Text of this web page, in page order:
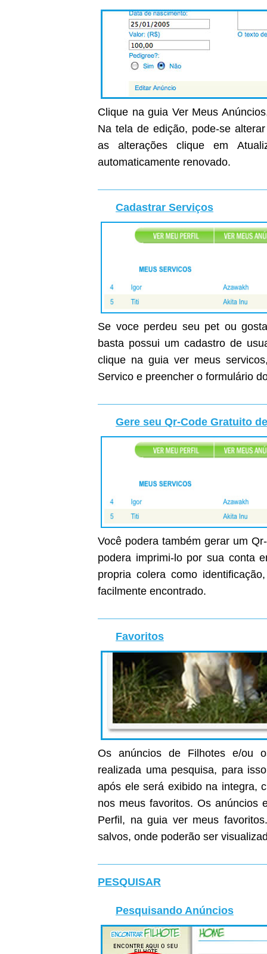
Clique na guia Ver Meus
Na tela de edição, pode-se
as alterações clique em
automaticamente renovado.
Cadastrar Serviços
Se voce perdeu seu pet ou
basta possui um cadastro de
clique na guia ver meus
Servico e preencher o formulário
Gere seu Qr-Code Gratuito
Você podera também gerar um
podera imprimi-lo por sua conta
propria colera como
facilmente encontrado.
Favoritos
Os anúncios de Filhotes e/ou
realizada uma pesquisa, para
após ele será exibido na integra,
nos meus favoritos. Os
Perfil, na guia ver meus
salvos, onde poderão ser
PESQUISAR
Pesquisando Anúncios